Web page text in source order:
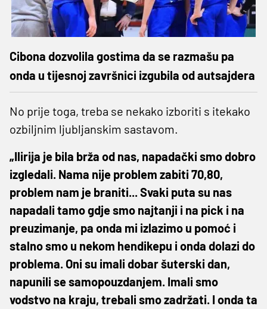
Cibona dozvolila gostima da se razmašu pa
onda u tijesnoj završnici izgubila od autsajdera
No prije toga, treba se nekako izboriti s itekako
ozbiljnim ljubljanskim sastavom.
„Ilirija je bila brža od nas, napadački smo dobro
izgledali. Nama nije problem zabiti 70,80,
problem nam je braniti... Svaki puta su nas
napadali tamo gdje smo najtanji i na pick i na
preuzimanje, pa onda mi izlazimo u pomoć i
stalno smo u nekom hendikepu i onda dolazi do
problema. Oni su imali dobar šuterski dan,
napunili se samopouzdanjem. Imali smo
vodstvo na kraju, trebali smo zadržati. I onda ta